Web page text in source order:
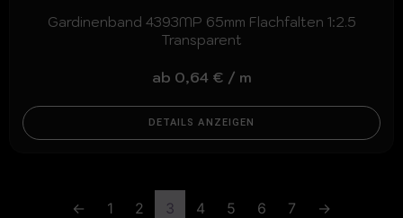
Gardinenband 4393MP 65mm Flachfalten 1:2.5
Transparent
ab 0,64 € / m
DETAILS ANZEIGEN
← 1 2 3 4 5 6 7 →